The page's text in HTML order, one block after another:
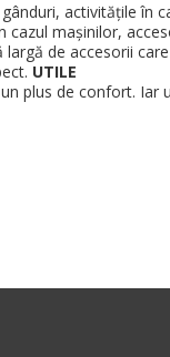
activitățile în
mașinilor,
de accesorii
UTILE
plus de confort.